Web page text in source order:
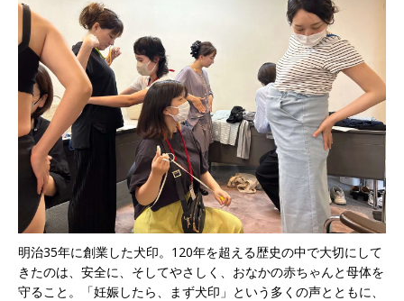
明治35年に創業した犬印。120年を超える歴史の中で大切にして
きたのは、安全に、そしてやさしく、おなかの赤ちゃんと母体を
守ること。「妊娠したら、まず犬印」という多くの声とともに、